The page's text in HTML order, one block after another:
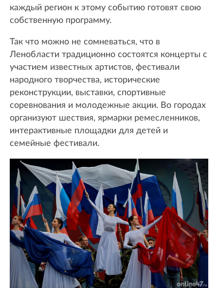
каждый регион к этому событию готовят свою
собственную программу.
Так что можно не сомневаться, что в
Ленобласти традиционно состоятся концерты с
участием известных артистов, фестивали
народного творчества, исторические
реконструкции, выставки, спортивные
соревнования и молодежные акции. Во городах
организуют шествия, ярмарки ремесленников,
интерактивные площадки для детей и
семейные фестивали.